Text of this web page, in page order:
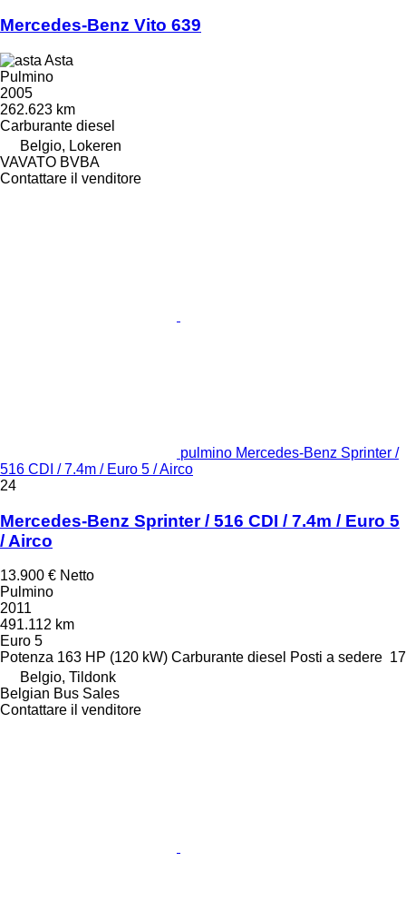
Mercedes-Benz Vito 639
Asta
Pulmino
2005
262.623 km
Carburante diesel
Belgio, Lokeren
VAVATO BVBA
Contattare il venditore
pulmino Mercedes-Benz Sprinter /
516 CDI / 7.4m / Euro 5 / Airco
24
Mercedes-Benz Sprinter / 516 CDI / 7.4m / Euro 5
/ Airco
13.900 € Netto
Pulmino
2011
491.112 km
Euro 5
Potenza 163 HP (120 kW) Carburante diesel Posti a sedere 17
Belgio, Tildonk
Belgian Bus Sales
Contattare il venditore